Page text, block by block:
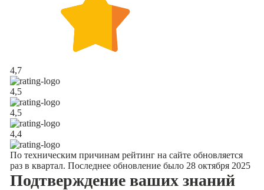
4,7
4,5
4,5
4,4
По техническим причинам рейтинг на сайте обновляется
раз в квартал. Последнее обновление было 28 октября 2025
Подтверждение ваших знаний